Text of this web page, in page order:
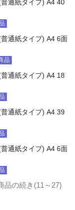
通紙タイプ) A4 40
通紙タイプ) A4 6面
品
通紙タイプ) A4 18
通紙タイプ) A4 39
通紙タイプ) A4 6面
品の続き(11～27)